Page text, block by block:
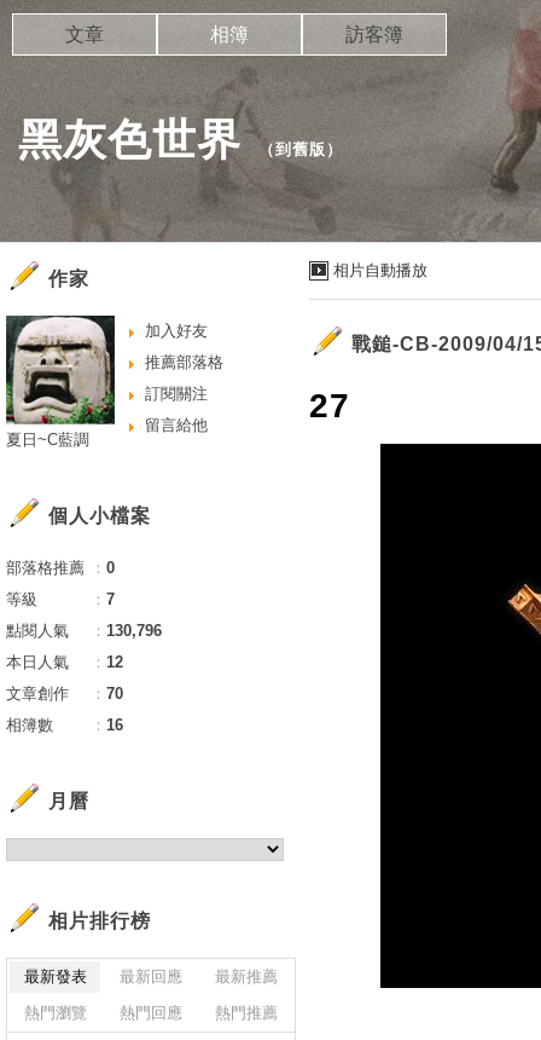
黑灰色世界 （到舊版 ）
文章 相簿 訪客簿
相片自動播放
戰鎚-CB-2009/04/
27
作家
加入好友
推薦部落格
訂閱關注
留言給他
夏日~C藍調
個人小檔案
部落格推薦 ： 0
等級
： 7
點閱人氣
： 130,796
本日人氣
： 12
文章創作
： 70
相簿數
： 16
月曆
相片排行榜
最新發表 最新回應
最新推薦
熱門瀏覽
熱門回應 熱門推薦